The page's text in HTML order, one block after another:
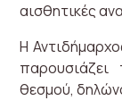
αισθητικές
Η
παρουσιάζει
θεσμού,